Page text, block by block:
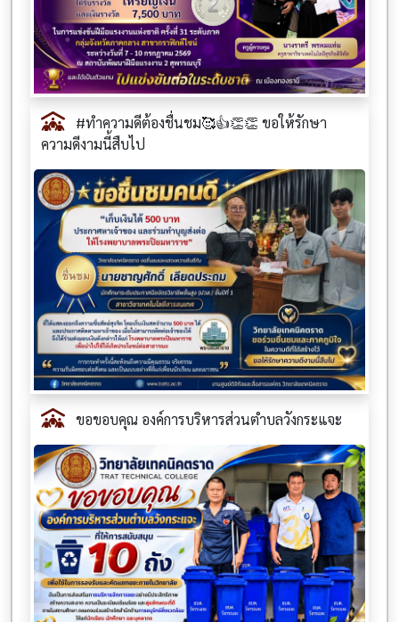
#ทำความดีต้องชื่นชม🥰👍👏👏 ขอให้รักษา
ความดีงามนี้สืบไป
ขอขอบคุณ องค์การบริหารส่วนตำบลวังกระแจะ